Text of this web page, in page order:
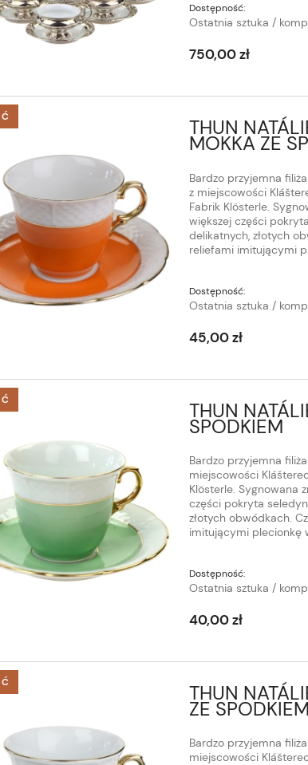
Dostępność:
Ostatnia sztuka /
750,00 zł
THUN
MOKKA ZE
Bardzo przyjemna
z miejscowości
Fabrik Klösterle.
większej części
delikatnych, złotych
reliefami imitującymi
Dostępność:
Ostatnia sztuka /
45,00 zł
THUN
SPODKIEM
Bardzo przyjemna
miejscowości
Klösterle. Sygnowana
części pokryta
złotych obwódkach.
imitującymi plecionkę
Dostępność:
Ostatnia sztuka /
40,00 zł
THUN
ZE SPODKIEM
Bardzo przyjemna
miejscowości